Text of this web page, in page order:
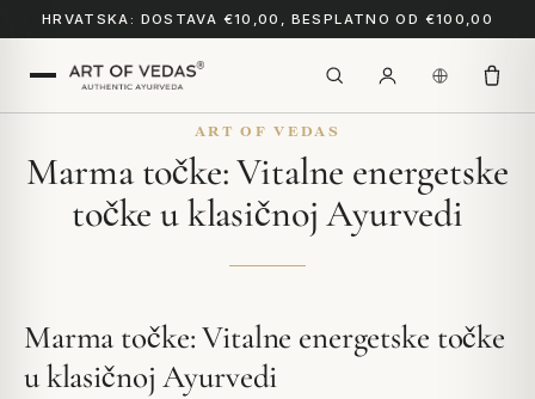
HRVATSKA: DOSTAVA €10,00, BESPLATNO OD €100,00
ART OF VEDAS
Marma točke: Vitalne energetske
točke u klasičnoj Ayurvedi
Marma točke: Vitalne energetske točke
u klasičnoj Ayurvedi